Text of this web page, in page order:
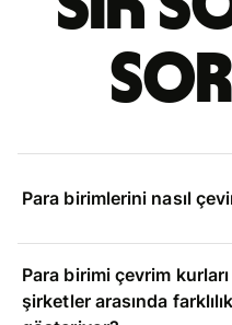
Para birimlerini nasıl
Para birimi çevrim
şirketler arasında farklılık